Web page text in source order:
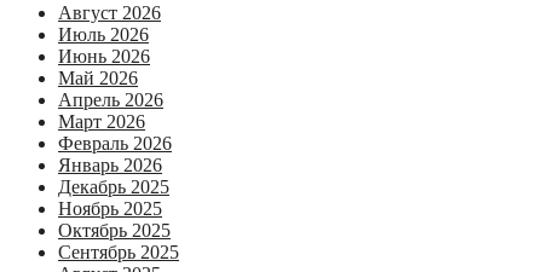
Август 2026
Июль 2026
Июнь 2026
Май 2026
Апрель 2026
Март 2026
Февраль 2026
Январь 2026
Декабрь 2025
Ноябрь 2025
Октябрь 2025
Сентябрь 2025